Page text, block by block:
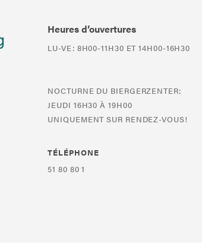
Heures d’ouvertures
LU-VE: 8H00-11H30 ET 14H00-16H30
NOCTURNE DU BIERGERZENTER:
JEUDI 16H30 À 19H00
UNIQUEMENT SUR RENDEZ-VOUS!
TÉLÉPHONE
51 80 80 1